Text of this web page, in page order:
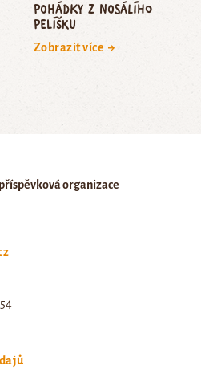
Pohádky z nosálího
pelíšku
Zobrazit více →
organizace